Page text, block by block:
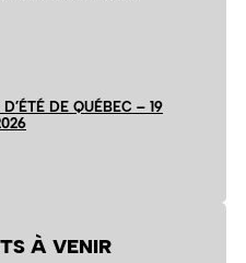
D’ÉTÉ DE QUÉBEC – 19
À VENIR